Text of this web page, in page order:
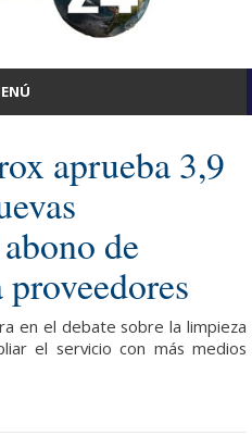
aprueba 3,9
de
en el debate sobre la limpieza
el servicio con más medios